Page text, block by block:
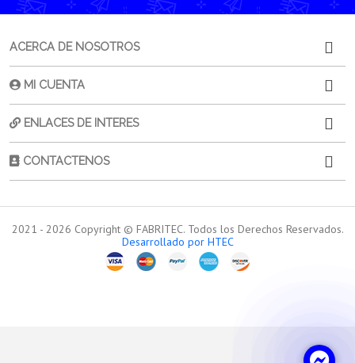
ACERCA DE NOSOTROS
MI CUENTA
ENLACES DE INTERES
CONTACTENOS
2021 - 2026 Copyright © FABRITEC. Todos los Derechos Reservados.
Desarrollado por HTEC